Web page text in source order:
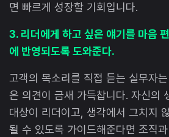
면 빠르게 성장할 기회입니다.
3. 리더에게 하고 싶은 얘기를 마음
에 반영되도록 도와준다.
고객의 목소리를 직접 듣는 실무자
은 의견이 금새 가득찹니다. 자신의
대상이 리더이고, 생각에서 그치지
될 수 있도록 가이드해준다면 조직